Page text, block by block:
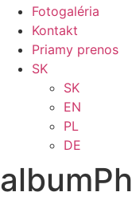
Fotogaléria
Kontakt
Priamy prenos
SK
SK
EN
PL
DE